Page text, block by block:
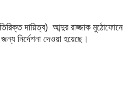
দায়িত্ব) আব্দুর রাজ্জাক মুঠোফোনে
নির্দেশনা দেওয়া হয়েছে।